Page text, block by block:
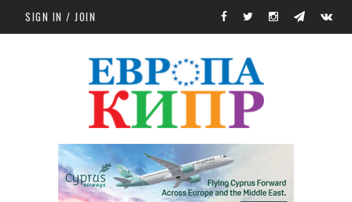
Skip to main content
SIGN IN / JOIN